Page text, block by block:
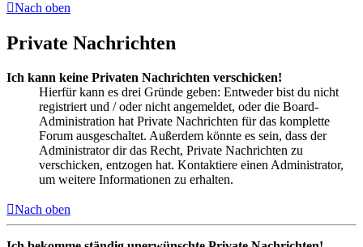
Nach oben
Private Nachrichten
Ich kann keine Privaten Nachrichten verschicken!
Hierfür kann es drei Gründe geben: Entweder bist du nicht
registriert und / oder nicht angemeldet, oder die Board-
Administration hat Private Nachrichten für das komplette
Forum ausgeschaltet. Außerdem könnte es sein, dass der
Administrator dir das Recht, Private Nachrichten zu
verschicken, entzogen hat. Kontaktiere einen Administrator,
um weitere Informationen zu erhalten.
Nach oben